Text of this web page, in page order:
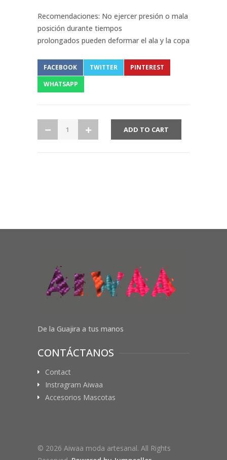
Recomendaciones: No ejercer presión o mala
posición durante tiempos
prolongados pueden deformar el ala y la copa
FACEBOOK TWITTER
PINTEREST
WHATSAPP
De la Guajira a tus manos
CONTÁCTANOS
Contact
Instragram Aiwaa
Accesorios Mascotas
© 2026 Aiwaa moda artesanal. All Rights